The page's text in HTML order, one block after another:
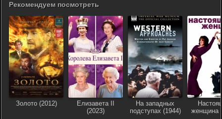
Рекомендуем посмотреть
Золото (2012)
Елизавета II
(2023)
На западных
подступах (1944)
женщина